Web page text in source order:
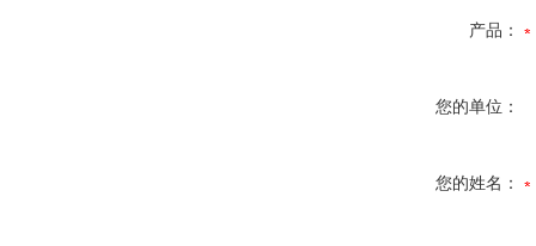
产品：
您的单位：
您的姓名：